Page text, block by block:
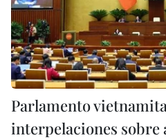
Parlamento
interpelaciones sobre